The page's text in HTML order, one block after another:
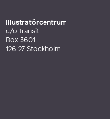
Illustratörcentrum
c/o Transit
Box 3601
126 27 Stockholm